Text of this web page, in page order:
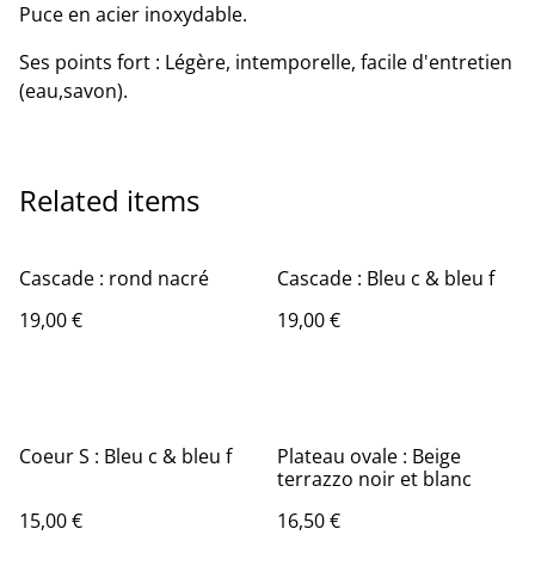
Puce en acier inoxydable.
Ses points fort : Légère, intemporelle, facile d'entretien
(eau,savon).
Related items
Cascade : rond nacré
19,00 €
Cascade : Bleu c & bleu f
19,00 €
Coeur S : Bleu c & bleu f
15,00 €
Plateau ovale : Beige
terrazzo noir et blanc
16,50 €